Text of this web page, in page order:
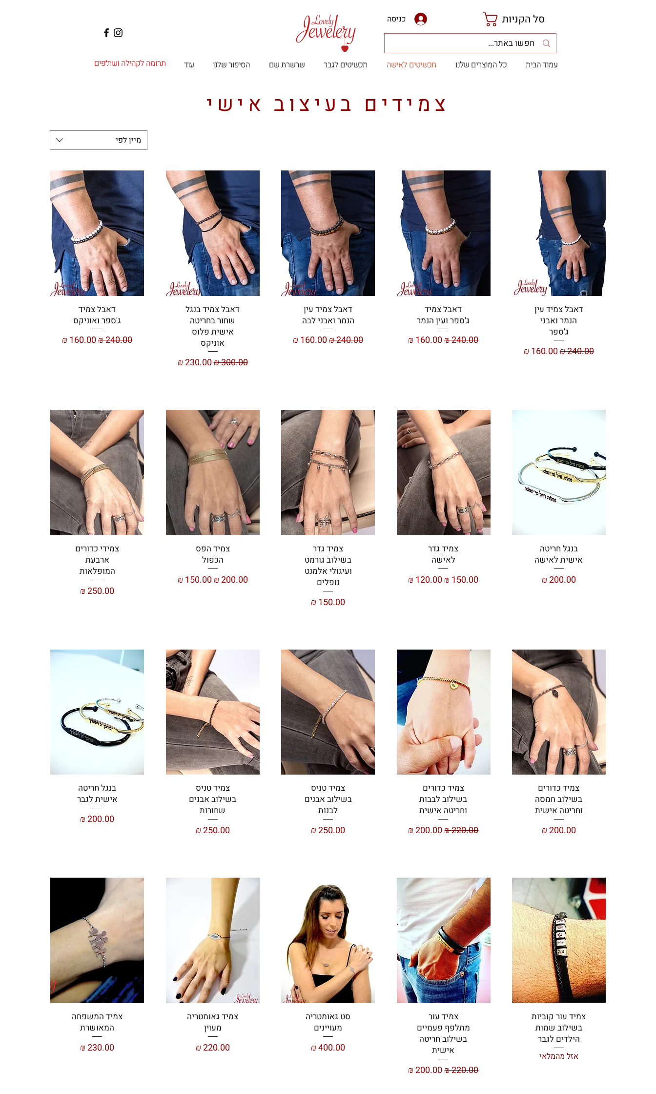
תרומה לקהילה ושת״פים
כניסה סל הקניות
עמוד הבית כל המוצרים שלנו תכשיטים לאישה תכשיטים לגבר שרשרת שם הסיפור שלנו עוד
מיין לפי
דאבל צמיד עין
הנמר ואבני
ג'ספר
מחיר רגיל‏240.00 ‏₪ מחיר מבצע‏160.00 ‏₪
דאבל צמיד
ג'ספר ועין הנמר
מחיר רגיל‏240.00 ‏₪ מחיר מבצע
דאבל צמיד עין
הנמר ואבני לבה
מחיר רגילמחיר מבצע
דאבל צמיד בנגל
שחור בחריטה
אישית פלוס
אוניקס
מחיר רגיל‏300.00 ‏₪ מחיר מבצע‏230.00 ‏₪
דאבל צמיד
ג'ספר ואוניקס
מחיר רגיל‏240.00 ‏₪ מחיר מבצע
בנגל חריטה
אישית לאישה
מחיר‏200.00 ‏₪
צמיד גדר
לאישה
מחיר רגיל‏150.00 ‏₪ מחיר מבצע
צמיד גדר
בשילוב גורמט
ועיגולי אלמנט
נופלים
מחיר
צמיד הפס
הכפול
מחיר רגיל‏200.00 ‏₪ מחיר מבצע‏150.00 ‏₪
צמידי כדורים
ארבעת
המופלאות
מחיר
צמיד כדורים
בשילוב חמסה
וחריטה אישית
מחיר‏200.00 ‏₪
צמיד כדורים
בשילוב לבבות
וחריטה אישית
מחיר רגיל‏220.00 ‏₪ מחיר מבצע
צמיד טניס
בשילוב אבנים
לבנות
מחיר
צמיד טניס
בשילוב אבנים
שחורות
מחיר‏250.00 ‏₪
בנגל חריטה
אישית לגבר
מחיר
צמיד עור קוביות
בשילוב שמות
הילדים לגבר
אזל מהמלאי
צמיד עור
מתלפף פעמיים
בשילוב חריטה
אישית
מחיר רגיל‏220.00 ‏₪ מחיר מבצע
סט גאומטריה
מעויינים
מחיר
צמיד גאומטריה
מעוין
מחיר‏220.00 ‏₪
צמיד המשפחה
המאושרת
מחיר
צמידים בעיצוב אישי